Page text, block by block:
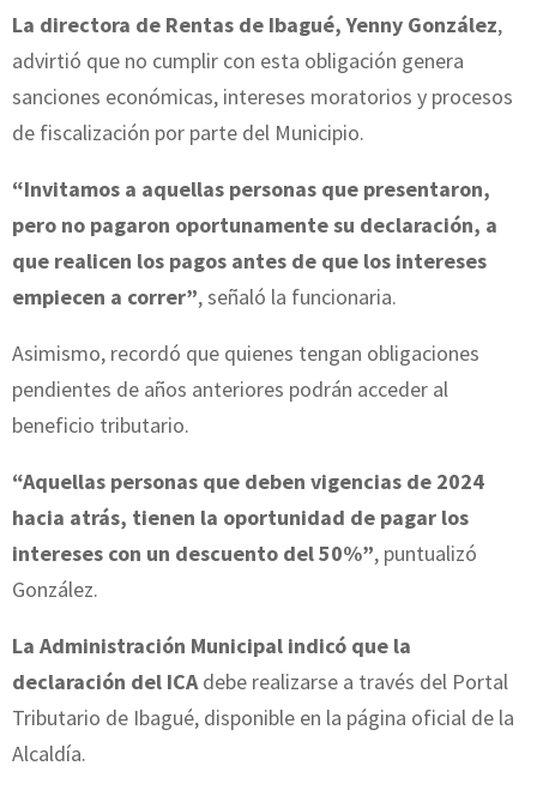
La directora de Rentas de Ibagué,Yenny González,
advirtió que no cumplir con esta obligación genera
sanciones económicas, intereses moratorios y procesos
de fiscalización por parte del Municipio.
“Invitamos a aquellas personas que presentaron,
pero no pagaron oportunamente su declaración, a
que realicen los pagos antes de que los intereses
empiecen a correr”, señaló la funcionaria.
Asimismo, recordó que quienes tengan obligaciones
pendientes de años anteriores podrán acceder al
beneficio tributario.
“Aquellas personas que deben vigencias de 2024
hacia atrás, tienen la oportunidad de pagar los
intereses con un descuento del 50%”, puntualizó
González.
La Administración Municipal indicó que la
declaración del ICAdebe realizarse a través del Portal
Tributario de Ibagué, disponible en la página oficial de la
Alcaldía.